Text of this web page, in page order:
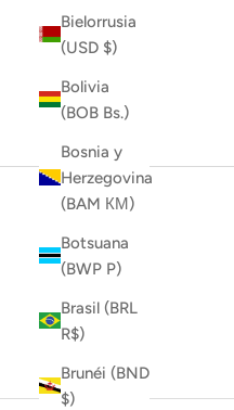
Bielorrusia
(USD $)
Bolivia
(BOB Bs.)
Bosnia y
Herzegovina
(BAM КМ)
Botsuana
(BWP P)
Brasil (BRL
R$)
Brunéi (BND
$)